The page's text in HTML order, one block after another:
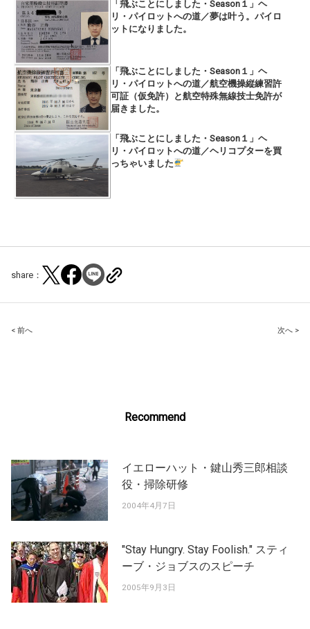
「飛ぶことにしました・Season１」ヘ
リ・パイロットへの道／夢は叶う。パイロ
ットになりました。
「飛ぶことにしました・Season１」ヘ
リ・パイロットへの道／航空機操縦練習許
可証（仮免許）と航空特殊無線技士免許が
届きました。
「飛ぶことにしました・Season１」ヘ
リ・パイロットへの道／ヘリコプターを買
っちゃいました
share：
Post
< 前へ 次へ >
Recommend
イエローハット・鍵山秀三郎相談
役・掃除研修
2004年4月7日
"Stay Hungry. Stay Foolish." スティ
ーブ・ジョブスのスピーチ
2005年9月3日